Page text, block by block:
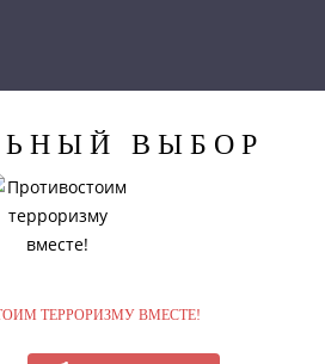
ВЫБОР
ТЕРРОРИЗМУ ВМЕСТЕ!